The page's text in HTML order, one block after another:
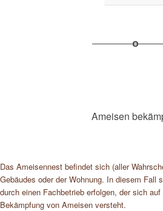
Ameisen
Das Ameisennest befindet sich (aller
Gebäudes oder der Wohnung. In diesem Fall
durch einen Fachbetrieb erfolgen, der sich
Bekämpfung von Ameisen versteht.